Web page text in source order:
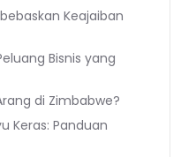
Keajaiban
Bisnis yang
di Zimbabwe?
Keras: Panduan